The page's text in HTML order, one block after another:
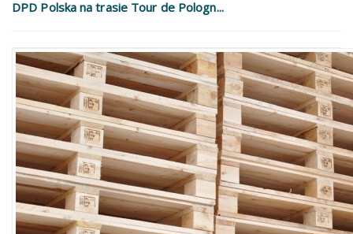
DPD Polska na trasie Tour de Pologn...